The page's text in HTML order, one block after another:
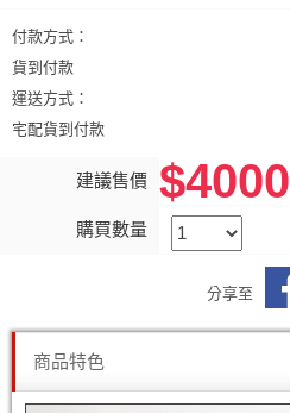
付款方式：
貨到付款
運送方式：
宅配貨到付款
建議售價 $4000
購買數量
分享至
商品特色